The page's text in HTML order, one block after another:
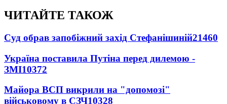
ЧИТАЙТЕ ТАКОЖ
Суд обрав запобіжний захід Стефанішиній21460
Україна поставила Путіна перед дилемою -
ЗМІ10372
Майора ВСП викрили на "допомозі"
військовому в СЗЧ10328